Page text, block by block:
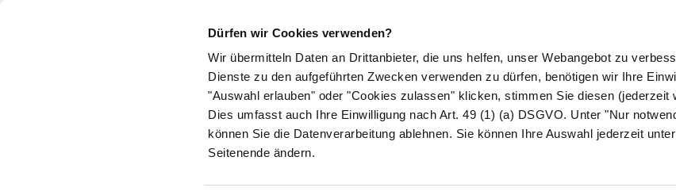
Dürfen wir Cookies verwenden?
Wir übermitteln Daten an Drittanbieter, die uns helfen, unser Webangebot zu
Dienste zu den aufgeführten Zwecken verwenden zu dürfen, benötigen wir Ihre
"Auswahl erlauben" oder "Cookies zulassen" klicken, stimmen Sie diesen (jederzeit
Dies umfasst auch Ihre Einwilligung nach Art. 49 (1) (a) DSGVO. Unter "Nur
können Sie die Datenverarbeitung ablehnen. Sie können Ihre Auswahl jederzeit
Seitenende ändern.
Symptome Therapie Medikamente Naturheilkunde Eltern & Kind